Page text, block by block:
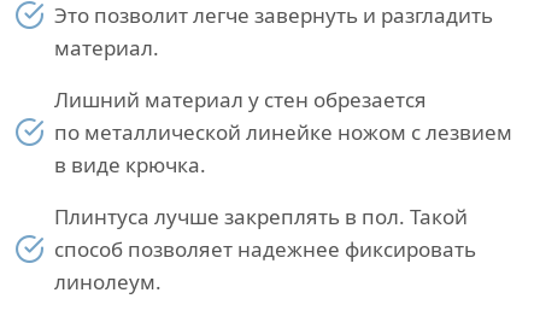
Это позволит легче завернуть и разгладить
материал.
Лишний материал у стен обрезается
по металлической линейке ножом с лезвием
в виде крючка.
Плинтуса лучше закреплять в пол. Такой
способ позволяет надежнее фиксировать
линолеум.